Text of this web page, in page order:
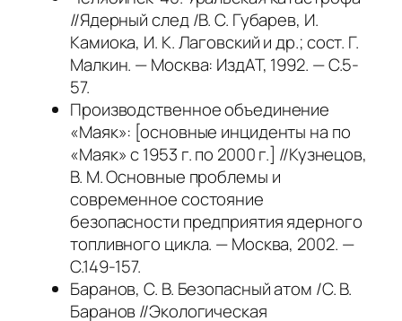
//Ядерный след /В. С. Губарев, И.
Камиока, И. К. Лаговский и др.; сост. Г.
Малкин. — Москва: ИздАТ, 1992. — С.5-
57.
Производственное объединение
«Маяк»: [основные инциденты на по
«Маяк» с 1953 г. по 2000 г.] //Кузнецов,
В. М. Основные проблемы и
современное состояние
безопасности предприятия ядерного
топливного цикла. — Москва, 2002. —
С.149-157.
Баранов, С. В. Безопасный атом /С. В.
Баранов //Экологическая